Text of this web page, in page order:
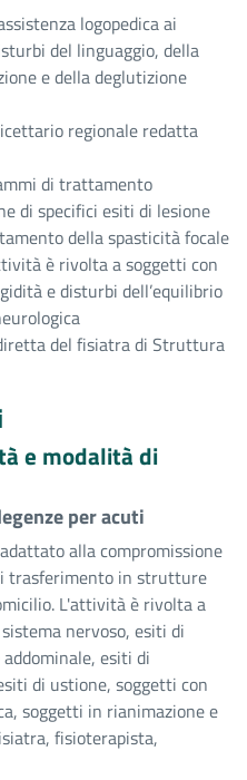
logopedica ai
del linguaggio, della
e della deglutizione
regionale redatta
di trattamento
di specifici esiti di lesione
della spasticità focale
è rivolta a soggetti con
e disturbi dell’equilibrio
del fisiatra di Struttura
e modalità di
per acuti
alla compromissione
trasferimento in strutture
L'attività è rivolta a
nervoso, esiti di
esiti di
di ustione, soggetti con
soggetti in rianimazione e
fisioterapista,